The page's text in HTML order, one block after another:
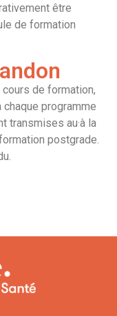
être
de formation
cours de formation,
programme
transmises au·à la
postgrade.